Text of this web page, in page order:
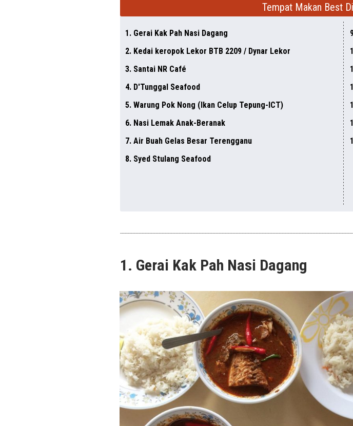
Tempat Makan Best
1. Gerai Kak Pah Nasi Dagang
2. Kedai keropok Lekor BTB 2209 / Dynar Lekor
3. Santai NR Café
4. D'Tunggal Seafood
5. Warung Pok Nong (Ikan Celup Tepung-ICT)
6. Nasi Lemak Anak-Beranak
7. Air Buah Gelas Besar Terengganu
8. Syed Stulang Seafood
1. Gerai Kak Pah Nasi Dagang